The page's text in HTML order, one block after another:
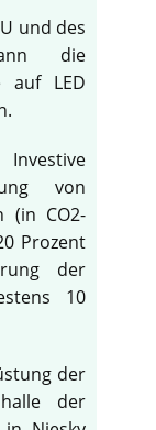
und des
die
auf LED
von
(in CO2-
Prozent
der
10
der
der